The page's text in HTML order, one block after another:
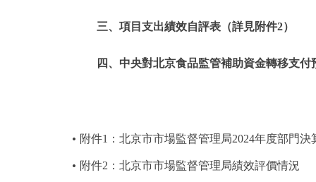
三、項目支出績效自評表（詳見附件2）
四、中央對北京食品監管補助資金轉移支
附件1：北京市市場監督管理局2024年度部門決
附件2：北京市市場監督管理局績效評價情況